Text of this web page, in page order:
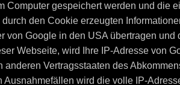
Computer gespeichert werden und die
den Cookie erzeugten
Google in den USA übertragen und
Webseite, wird Ihre IP-Adresse von
Vertragsstaaten des
wird die volle IP-